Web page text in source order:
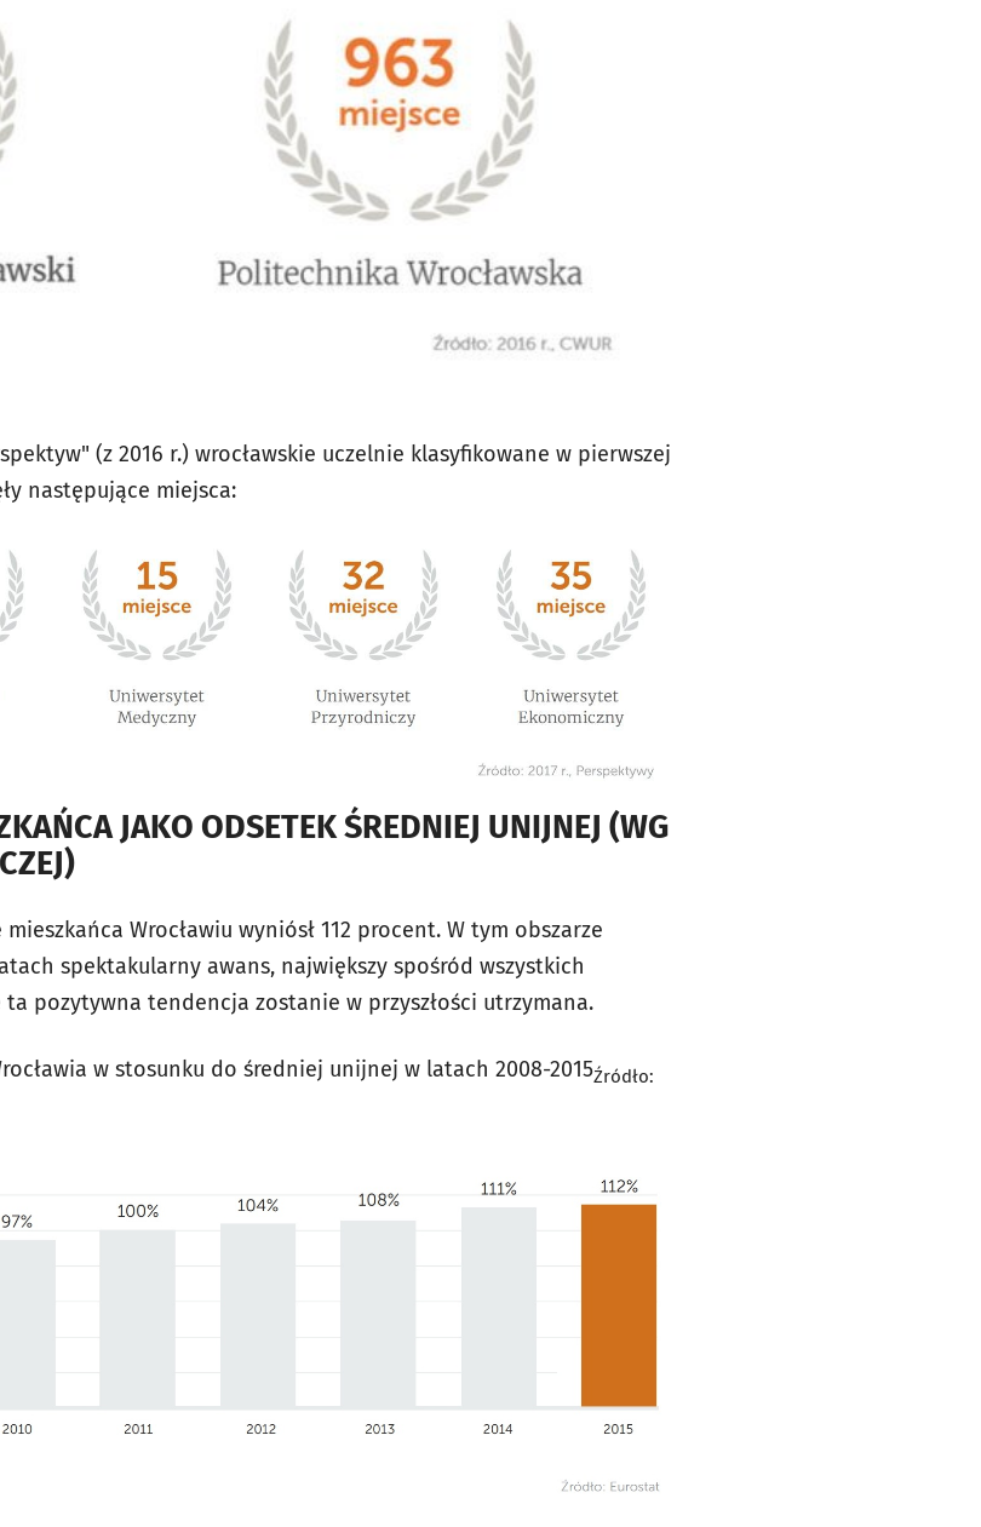
(z 2016 r.) wrocławskie uczelnie klasyfikowane w pierwszej
następujące miejsca:
JAKO ODSETEK ŚREDNIEJ UNIJNEJ (WG
Wrocławiu wyniósł 112 procent. W tym obszarze
spektakularny awans, największy spośród wszystkich
pozytywna tendencja zostanie w przyszłości utrzymana.
w stosunku do średniej unijnej w latach 2008-2015Źródło: